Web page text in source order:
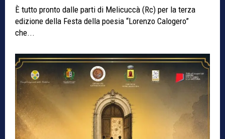
È tutto pronto dalle parti di Melicuccà (Rc) per la terza
edizione della Festa della poesia “Lorenzo Calogero”
che...